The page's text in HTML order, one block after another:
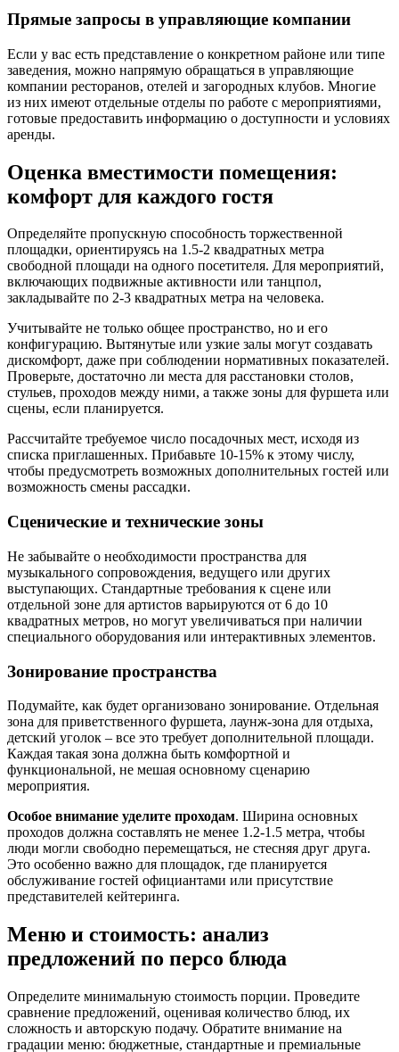
Прямые запросы в управляющие компании
Если у вас есть представление о конкретном районе или типе
заведения, можно напрямую обращаться в управляющие
компании ресторанов, отелей и загородных клубов. Многие
из них имеют отдельные отделы по работе с мероприятиями,
готовые предоставить информацию о доступности и условиях
аренды.
Оценка вместимости помещения:
комфорт для каждого гостя
Определяйте пропускную способность торжественной
площадки, ориентируясь на 1.5-2 квадратных метра
свободной площади на одного посетителя. Для мероприятий,
включающих подвижные активности или танцпол,
закладывайте по 2-3 квадратных метра на человека.
Учитывайте не только общее пространство, но и его
конфигурацию. Вытянутые или узкие залы могут создавать
дискомфорт, даже при соблюдении нормативных показателей.
Проверьте, достаточно ли места для расстановки столов,
стульев, проходов между ними, а также зоны для фуршета или
сцены, если планируется.
Рассчитайте требуемое число посадочных мест, исходя из
списка приглашенных. Прибавьте 10-15% к этому числу,
чтобы предусмотреть возможных дополнительных гостей или
возможность смены рассадки.
Сценические и технические зоны
Не забывайте о необходимости пространства для
музыкального сопровождения, ведущего или других
выступающих. Стандартные требования к сцене или
отдельной зоне для артистов варьируются от 6 до 10
квадратных метров, но могут увеличиваться при наличии
специального оборудования или интерактивных элементов.
Зонирование пространства
Подумайте, как будет организовано зонирование. Отдельная
зона для приветственного фуршета, лаунж-зона для отдыха,
детский уголок – все это требует дополнительной площади.
Каждая такая зона должна быть комфортной и
функциональной, не мешая основному сценарию
мероприятия.
Особое внимание уделите проходам. Ширина основных
проходов должна составлять не менее 1.2-1.5 метра, чтобы
люди могли свободно перемещаться, не стесняя друг друга.
Это особенно важно для площадок, где планируется
обслуживание гостей официантами или присутствие
представителей кейтеринга.
Меню и стоимость: анализ
предложений по персо блюда
Определите минимальную стоимость порции. Проведите
сравнение предложений, оценивая количество блюд, их
сложность и авторскую подачу. Обратите внимание на
градации меню: бюджетные, стандартные и премиальные